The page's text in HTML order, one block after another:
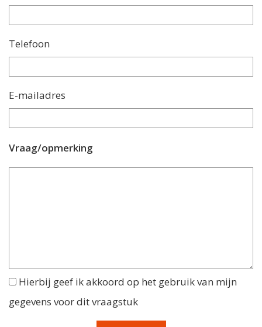
Telefoon
E-mailadres
Vraag/opmerking
Hierbij geef ik akkoord op het gebruik van mijn
gegevens voor dit vraagstuk